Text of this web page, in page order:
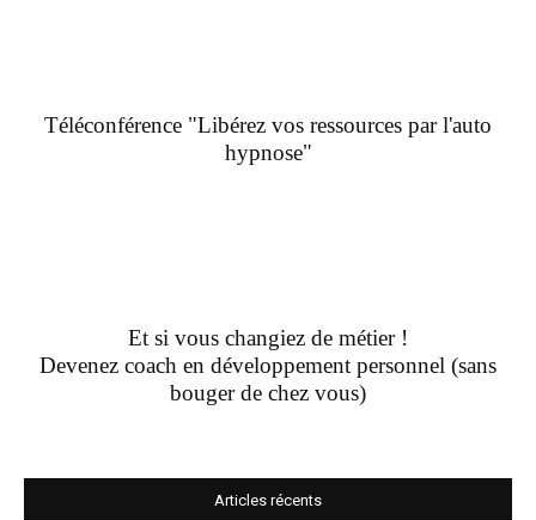
Téléconférence "Libérez vos ressources par l'auto
hypnose"
Et si vous changiez de métier !
Devenez coach en développement personnel (sans
bouger de chez vous)
Articles récents